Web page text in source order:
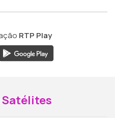
RTP Play
Satélites